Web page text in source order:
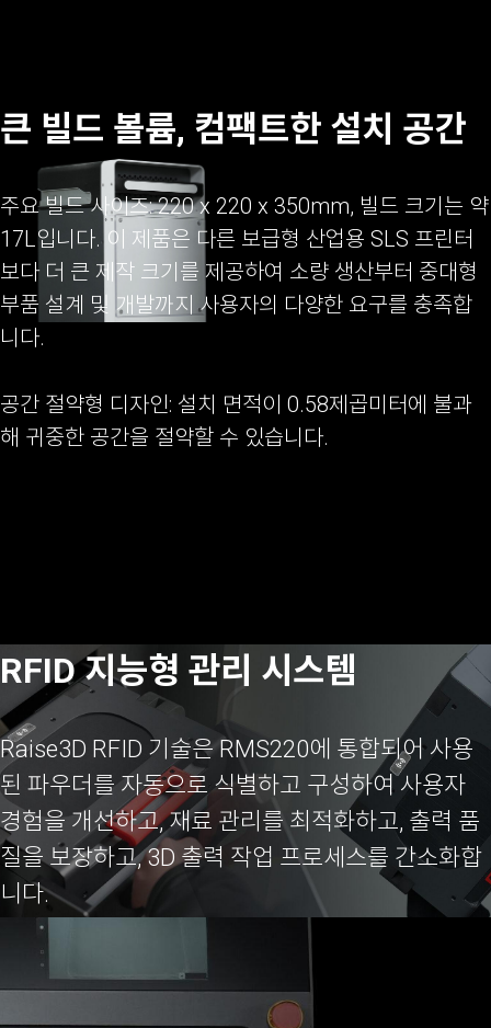
큰 빌드 볼륨, 컴팩트한 설치 공간
주요 빌드 사이즈: 220 x 220 x 350mm, 빌드 크기는 약
17L입니다. 이 제품은 다른 보급형 산업용 SLS 프린터
보다 더 큰 제작 크기를 제공하여 소량 생산부터 중대형
부품 설계 및 개발까지 사용자의 다양한 요구를 충족합
니다.
공간 절약형 디자인: 설치 면적이 0.58제곱미터에 불과
해 귀중한 공간을 절약할 수 있습니다.
RFID 지능형 관리 시스템
Raise3D RFID 기술은 RMS220에 통합되어 사용
된 파우더를 자동으로 식별하고 구성하여 사용자
경험을 개선하고, 재료 관리를 최적화하고, 출력 품
질을 보장하고, 3D 출력 작업 프로세스를 간소화합
니다.